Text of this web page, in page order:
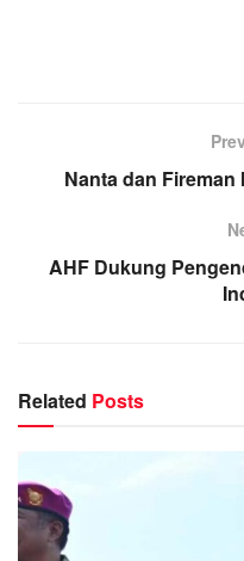
Nanta dan
AHF Dukung
Related Posts